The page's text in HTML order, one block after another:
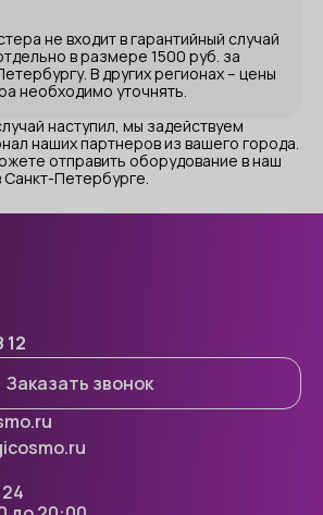
не входит в гарантийный случай
в размере 1500 руб. за
В других регионах – цены
необходимо уточнять.
наступил, мы задействуем
наших партнеров из вашего города.
отправить оборудование в наш
Петербурге.
12
Заказать звонок